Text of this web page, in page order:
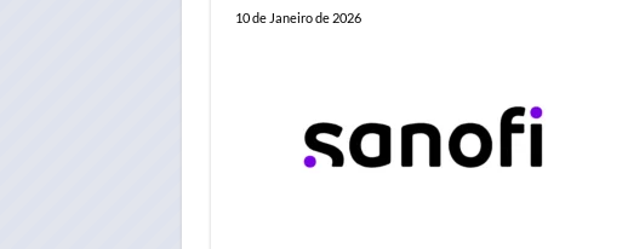
10 de Janeiro de 2026